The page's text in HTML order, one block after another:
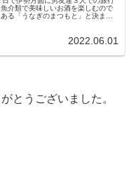
介類で美味しいお酒を楽しむので
る「うなぎのまつもと」と決まっ
2022.06.01
とうございました。